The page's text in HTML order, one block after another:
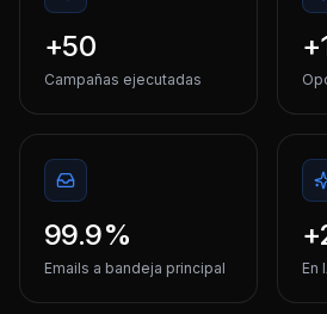
+50
Campañas ejecutadas
99.9%
Emails a bandeja principal En